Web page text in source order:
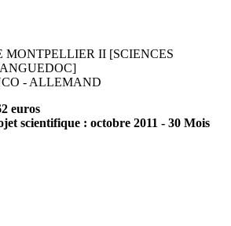
MONTPELLIER II [SCIENCES
- ALLEMAND
euros
scientifique : octobre 2011 - 30 Mois